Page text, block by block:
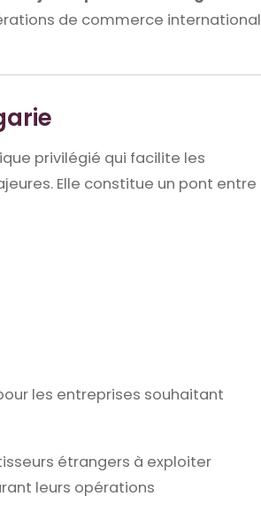
de commerce international
privilégié qui facilite les
Elle constitue un pont entre
les entreprises souhaitant
étrangers à exploiter
leurs opérations